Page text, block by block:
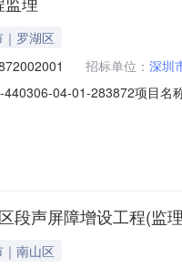
罗湖区
招标单位： 深圳
04-01-283872项目名
节：资格审查环节公示内容
段声屏障增设工程(监
南山区